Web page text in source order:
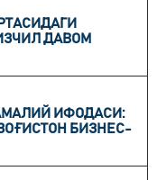
ДАВОМ
ИФОДАСИ:
БИЗНЕС-